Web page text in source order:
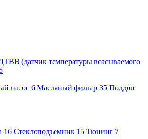
(датчик температуры всасываемого
насос 6 Масляный фильтр 35 Поддон
16 Стеклоподъемник 15 Тюнинг 7